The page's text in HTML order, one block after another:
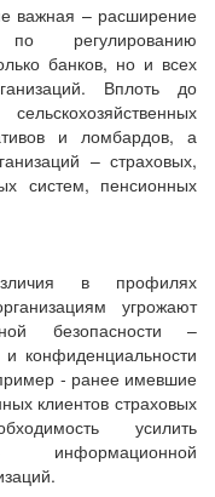
важная – расширение
регулированию
банков, но и всех
Вплоть до
и ломбардов, а
– страховых,
систем, пенсионных
в профилях
угрожают
безопасности –
и конфиденциальности
‑ ранее имевшие
клиентов страховых
усилить
информационной